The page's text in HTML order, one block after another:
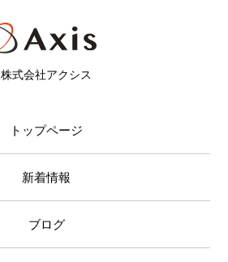
株式会社アクシス
トップページ
新着情報
ブログ